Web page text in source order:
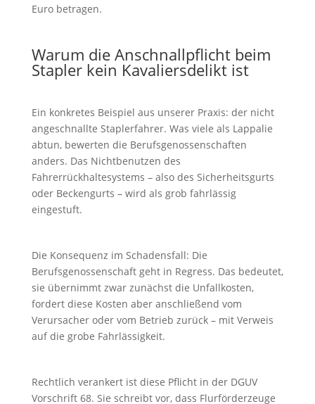
Euro betragen.
Warum die Anschnallpflicht beim
Stapler kein Kavaliersdelikt ist
Ein konkretes Beispiel aus unserer Praxis: der nicht
angeschnallte Staplerfahrer. Was viele als Lappalie
abtun, bewerten die Berufsgenossenschaften
anders. Das Nichtbenutzen des
Fahrerrückhaltesystems – also des Sicherheitsgurts
oder Beckengurts – wird als grob fahrlässig
eingestuft.
Die Konsequenz im Schadensfall: Die
Berufsgenossenschaft geht in Regress. Das bedeutet,
sie übernimmt zwar zunächst die Unfallkosten,
fordert diese Kosten aber anschließend vom
Verursacher oder vom Betrieb zurück – mit Verweis
auf die grobe Fahrlässigkeit.
Rechtlich verankert ist diese Pflicht in der DGUV
Vorschrift 68. Sie schreibt vor, dass Flurförderzeuge